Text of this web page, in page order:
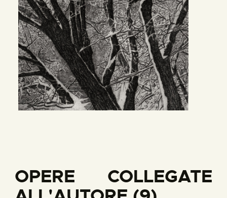
OPERE COLLEGATE